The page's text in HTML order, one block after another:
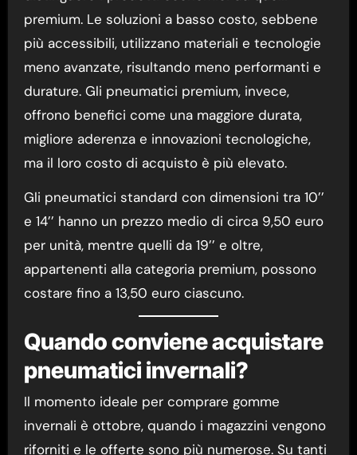
premium. Le soluzioni a basso costo, sebbene
più accessibili, utilizzano materiali e tecnologie
meno avanzate, risultando meno performanti e
durature. Gli pneumatici premium, invece,
offrono benefici come una maggiore durata,
migliore aderenza e innovazioni tecnologiche,
ma il loro costo di acquisto è più elevato.
Gli pneumatici standard con dimensioni tra 10’’
e 14’’ hanno un prezzo medio di circa 9,50 euro
per unità, mentre quelli da 19’’ e oltre,
appartenenti alla categoria premium, possono
costare fino a 13,50 euro ciascuno.
Quando conviene acquistare
pneumatici invernali?
Il momento ideale per comprare gomme
invernali è ottobre, quando i magazzini vengono
riforniti e le offerte sono più numerose. Su tanti